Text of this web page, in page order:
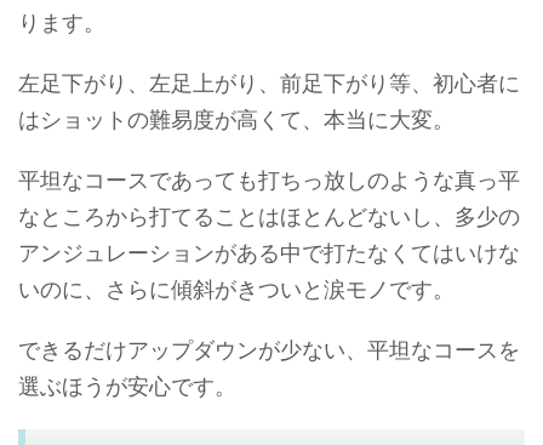
ります。
左足下がり、左足上がり、前足下がり等、初心者に
はショットの難易度が高くて、本当に大変。
平坦なコースであっても打ちっ放しのような真っ平
なところから打てることはほとんどないし、多少の
アンジュレーションがある中で打たなくてはいけな
いのに、さらに傾斜がきついと涙モノです。
できるだけアップダウンが少ない、平坦なコースを
選ぶほうが安心です。